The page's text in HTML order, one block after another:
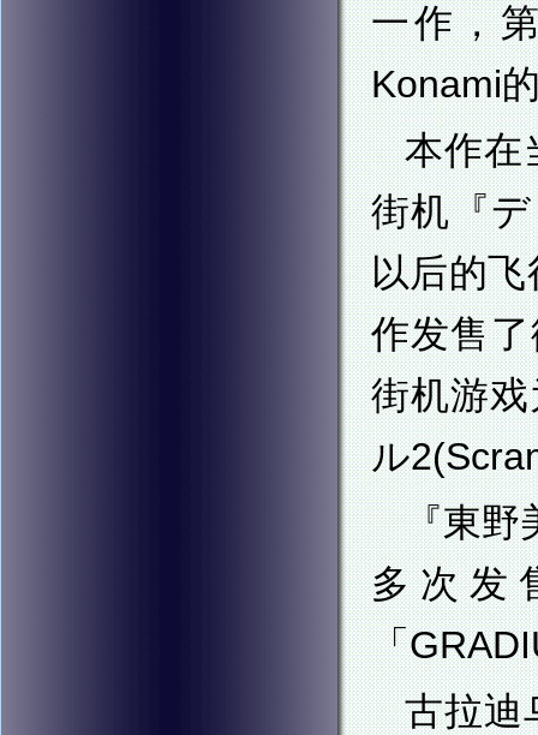
一作，
Konami
本作在
街机『
以后的
作发售
街机游
ル
『東野
多次发
「
古拉迪